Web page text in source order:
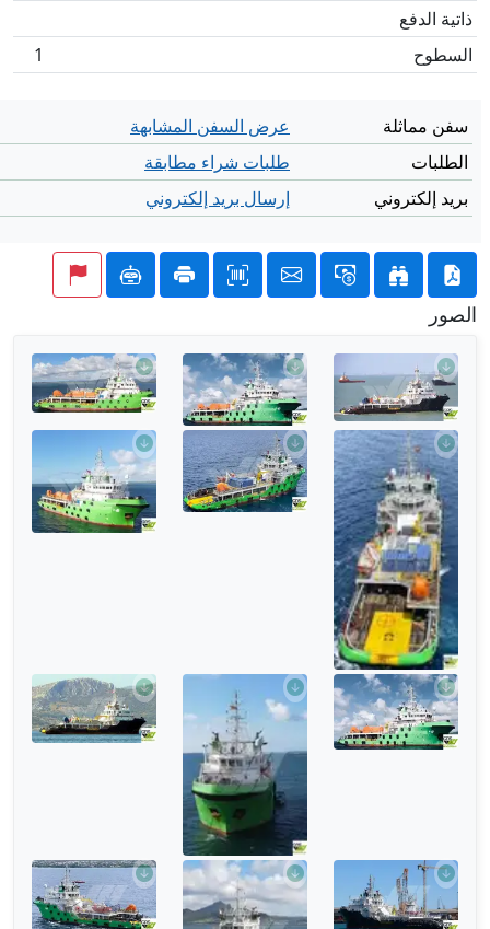
ذاتية الدفع
السطوح
سفن مماثلة
عرض السفن المشابهة
الطلبات
طلبات شراء مطابقة
بريد إلكتروني
إرسال بريد إلكتروني
الصور